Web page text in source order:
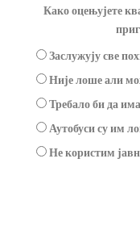
Како оцењујете
Заслужују све
Није лоше али
Требало би да
Аутобуси су им
Не користим